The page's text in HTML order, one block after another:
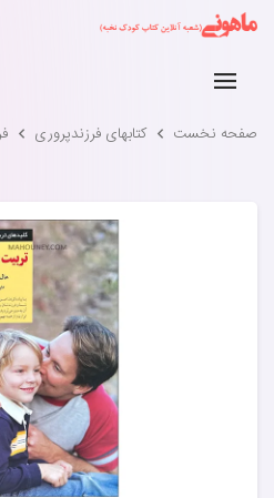
صفحه نخست کتابهای فرزندپروری